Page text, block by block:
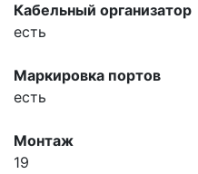
Кабельный организатор
есть
Маркировка портов
есть
Монтаж
19